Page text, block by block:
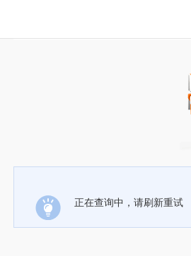
正在查询中，请刷新重试